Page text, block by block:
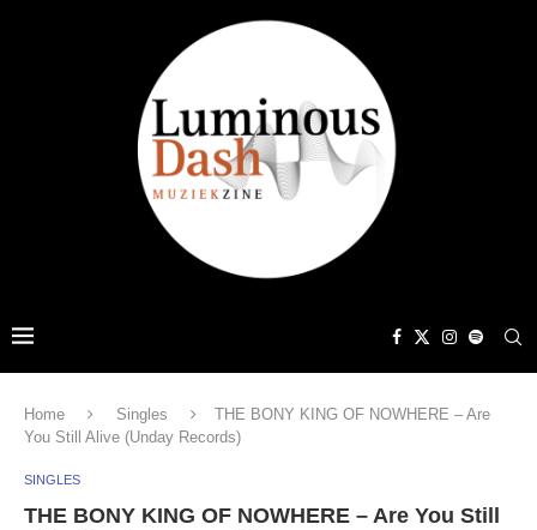
Home Singles
THE BONY KING OF NOWHERE – Are
You Still Alive (Unday Records)
SINGLES
THE BONY KING OF NOWHERE – Are You Still